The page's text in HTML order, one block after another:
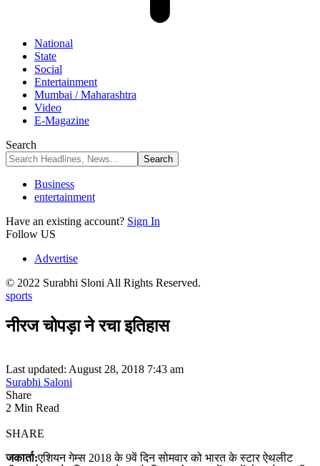
National
State
Social
Entertainment
Mumbai / Maharashtra
Video
E-Magazine
Search
Business
entertainment
Have an existing account? Sign In
Follow US
Advertise
© 2022 Surabhi Sloni All Rights Reserved.
sports
नीरज चोपड़ा ने रचा इतिहास
Last updated: August 28, 2018 7:43 am
Surabhi Saloni
Share
2 Min Read
SHARE
जकार्ता:एशियन गेम्स 2018 के 9वें दिन सोमवार को भारत के स्टार ऐथलीट